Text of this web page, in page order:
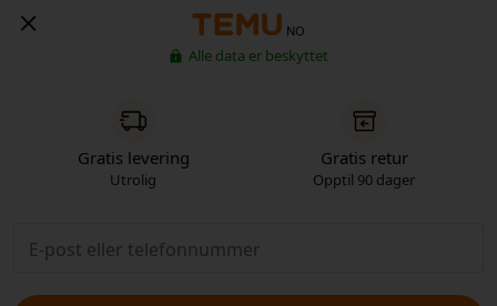
NO
Alle data er beskyttet
Gratis levering
Utrolig
Gratis retur
Opptil 90 dager